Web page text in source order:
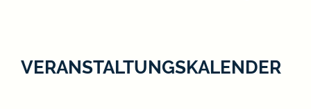
VERANSTALTUNGSKALENDER